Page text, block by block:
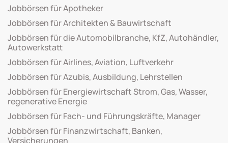
Jobbörsen für Apotheker
Jobbörsen für Architekten & Bauwirtschaft
Jobbörsen für die Automobilbranche, KfZ, Autohändler,
Autowerkstatt
Jobbörsen für Airlines, Aviation, Luftverkehr
Jobbörsen für Azubis, Ausbildung, Lehrstellen
Jobbörsen für Energiewirtschaft Strom, Gas, Wasser,
regenerative Energie
Jobbörsen für Fach- und Führungskräfte, Manager
Jobbörsen für Finanzwirtschaft, Banken,
Versicherungen